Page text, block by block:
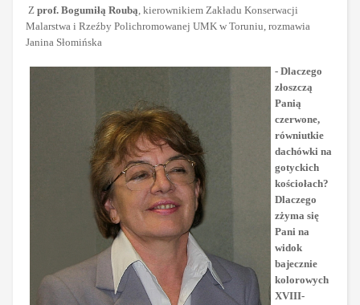
Z prof. Bogumiłą Roubą, kierownikiem Zakładu Konserwacji
Malarstwa i Rzeźby Polichromowanej UMK w Toruniu, rozmawia
Janina Słomińska
- Dlaczego
złoszczą
Panią
czerwone,
równiutkie
dachówki na
gotyckich
kościołach?
Dlaczego
zżyma się
Pani na
widok
bajecznie
kolorowych
XVIII-